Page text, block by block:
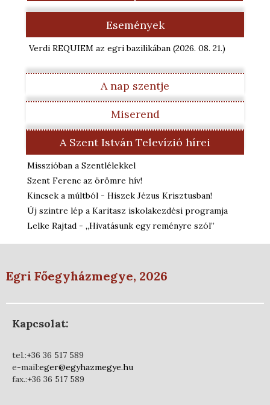
Események
Verdi REQUIEM az egri bazilikában (2026. 08. 21.)
A nap szentje
Miserend
A Szent István Televízió hírei
Misszióban a Szentlélekkel
Szent Ferenc az örömre hív!
Kincsek a múltból - Hiszek Jézus Krisztusban!
Új szintre lép a Karitasz iskolakezdési programja
Lelke Rajtad - „Hivatásunk egy reményre szól”
Egri Főegyházmegye, 2026
Kapcsolat:
tel.:+36 36 517 589
e-mail:eger@egyhazmegye.hu
fax.:+36 36 517 589